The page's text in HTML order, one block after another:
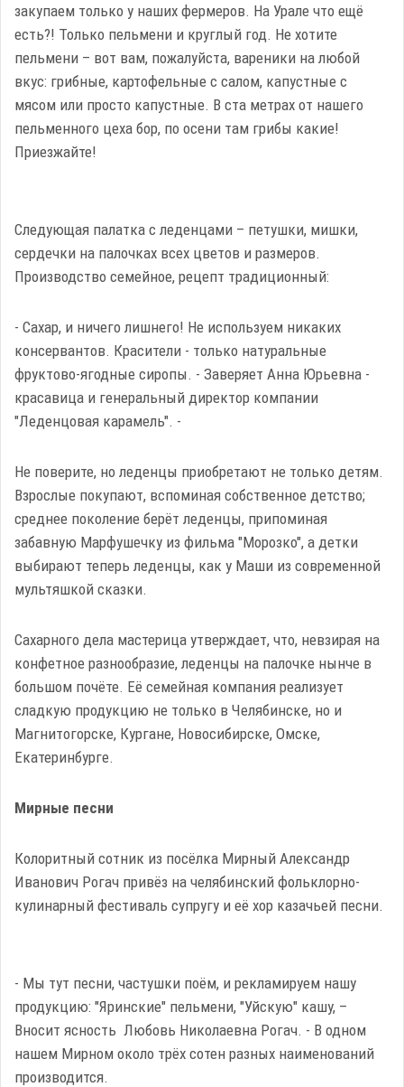
закупаем только у наших фермеров. На Урале что ещё
есть?! Только пельмени и круглый год. Не хотите
пельмени – вот вам, пожалуйста, вареники на любой
вкус: грибные, картофельные с салом, капустные с
мясом или просто капустные. В ста метрах от нашего
пельменного цеха бор, по осени там грибы какие!
Приезжайте!
Следующая палатка с леденцами – петушки, мишки,
сердечки на палочках всех цветов и размеров.
Производство семейное, рецепт традиционный:
- Сахар, и ничего лишнего! Не используем никаких
консервантов. Красители - только натуральные
фруктово-ягодные сиропы. - Заверяет Анна Юрьевна -
красавица и генеральный директор компании
"Леденцовая карамель". -
Не поверите, но леденцы приобретают не только детям.
Взрослые покупают, вспоминая собственное детство;
среднее поколение берёт леденцы, припоминая
забавную Марфушечку из фильма "Морозко", а детки
выбирают теперь леденцы, как у Маши из современной
мультяшкой сказки.
Сахарного дела мастерица утверждает, что, невзирая на
конфетное разнообразие, леденцы на палочке нынче в
большом почёте. Её семейная компания реализует
сладкую продукцию не только в Челябинске, но и
Магнитогорске, Кургане, Новосибирске, Омске,
Екатеринбурге.
Мирные песни
Колоритный сотник из посёлка Мирный Александр
Иванович Рогач привёз на челябинский фольклорно-
кулинарный фестиваль супругу и её хор казачьей песни.
- Мы тут песни, частушки поём, и рекламируем нашу
продукцию: "Яринские" пельмени, "Уйскую" кашу, –
Вносит ясность Любовь Николаевна Рогач. - В одном
нашем Мирном около трёх сотен разных наименований
производится.